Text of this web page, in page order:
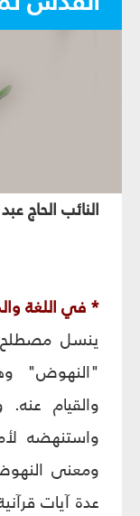
النائب الحاج
* في اللغة
ينسل مصطلح
"النهوض"
والقيام
ومعنى
عدة آيات